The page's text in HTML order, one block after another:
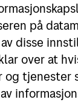
på
disse
over at
tjenester